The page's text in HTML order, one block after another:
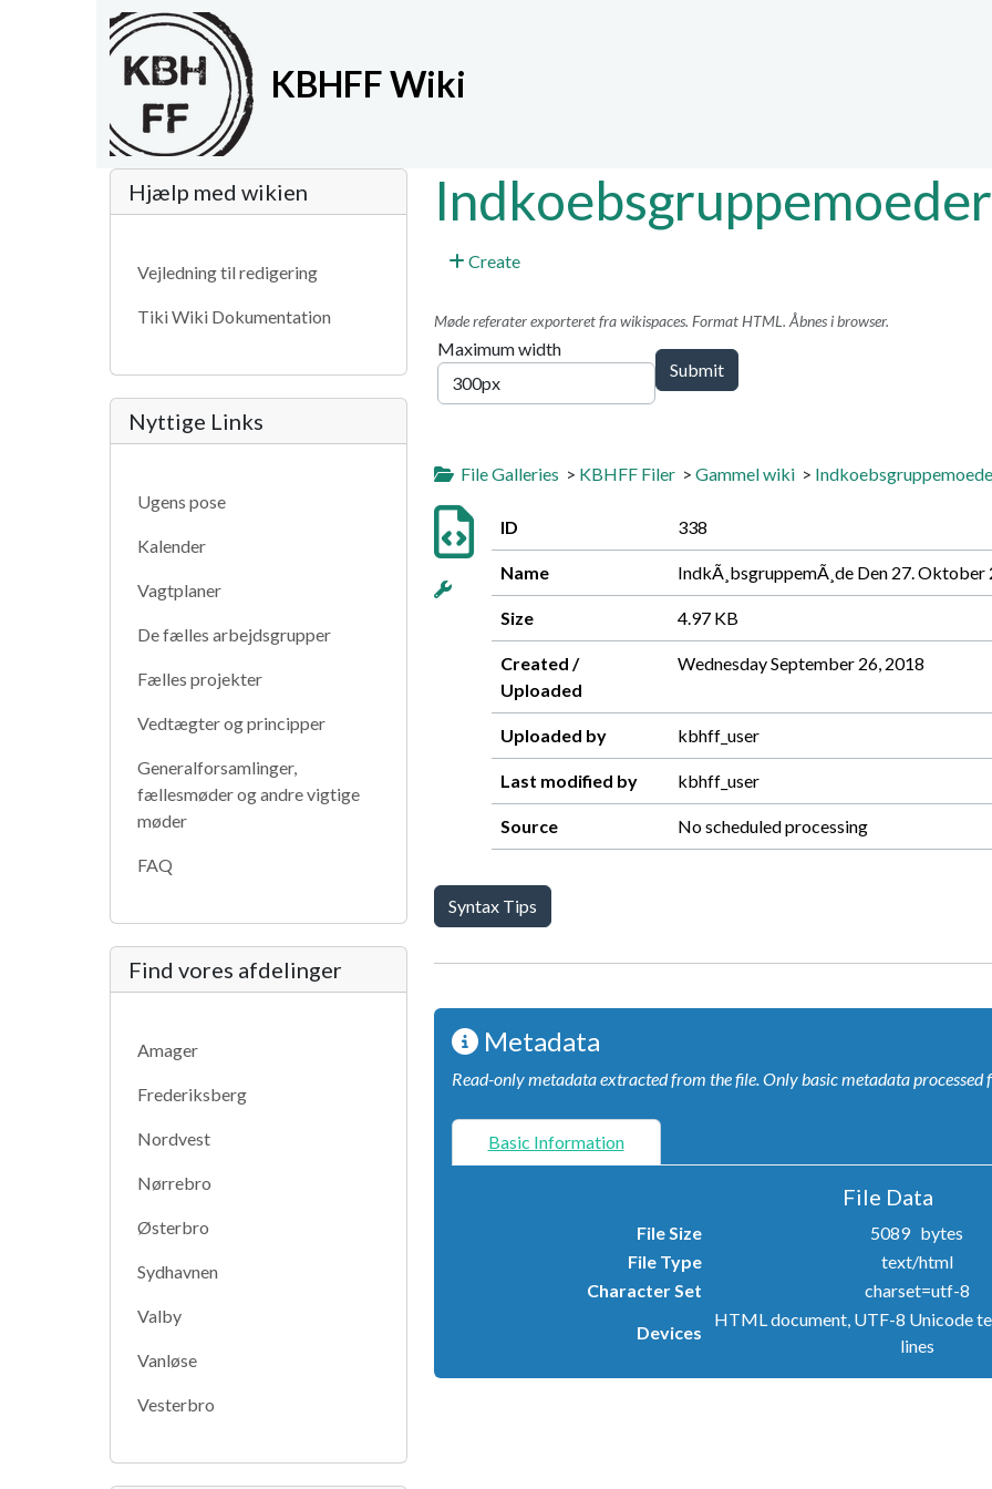
Site identity, navigation, etc.
KBHFF Wiki
Navigation and related functionality and
Create
Møde referater exporteret fra wikispaces. Format HTML. Åbnes i browser.
Maximum width
File Galleries > KBHFF Filer> Gammel wiki>
ID 338
Name IndkÃ¸bsgruppemÃ¸de Den 27. Oktober
Size 4.97 KB
Created /
Uploaded
Wednesday September 26, 2018
Uploaded by kbhff_user
Last modified by kbhff_user
Source No scheduled processing
Syntax Tips
Metadata
Read-only metadata extracted from the file.Only basic metadata processed
Basic Information
File Data
File Size
5089 bytes
File Type
text/html
Character Set
charset=utf-8
Devices
HTML document, UTF-8 Unicode
lines
More content and functionality (left side)
Hjælp med wikien
Vejledning til redigering
Tiki Wiki Dokumentation
Nyttige Links
Ugens pose
Kalender
Vagtplaner
De fælles arbejdsgrupper
Fælles projekter
Vedtægter og principper
Generalforsamlinger,
fællesmøder og andre vigtige
møder
FAQ
Find vores afdelinger
Amager
Frederiksberg
Nordvest
Nørrebro
Østerbro
Sydhavnen
Valby
Vanløse
Vesterbro